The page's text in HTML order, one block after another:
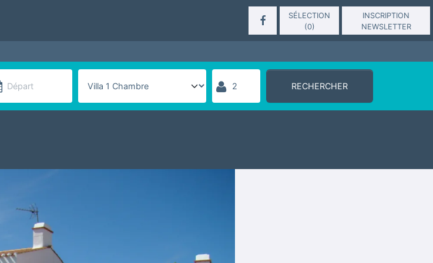
SÉLECTION
(0)
INSCRIPTION
NEWSLETTER
RECHERCHER